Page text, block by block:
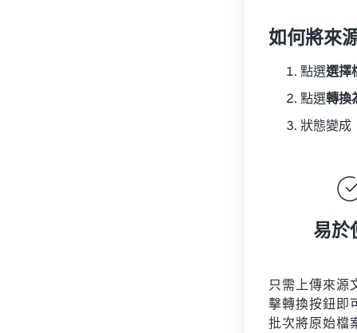
如何將來
點選選擇
點選轉換
狀態變成
易於
只需上傳來源
擊轉換按鈕即
批次將原始檔